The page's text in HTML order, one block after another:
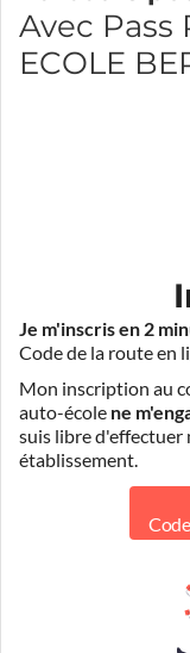
Avec Pass
ECOLE
Je m'inscris en 2
Code de la route en
Mon inscription au
auto-école ne
suis libre d'effectuer
établissement.